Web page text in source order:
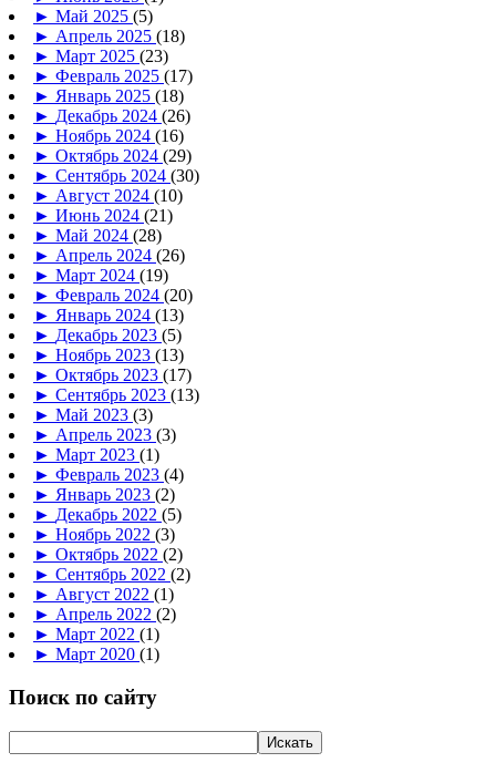
► Май 2025 (5)
► Апрель 2025 (18)
► Март 2025 (23)
► Февраль 2025 (17)
► Январь 2025 (18)
► Декабрь 2024 (26)
► Ноябрь 2024 (16)
► Октябрь 2024 (29)
► Сентябрь 2024 (30)
► Август 2024 (10)
► Июнь 2024 (21)
► Май 2024 (28)
► Апрель 2024 (26)
► Март 2024 (19)
► Февраль 2024 (20)
► Январь 2024 (13)
► Декабрь 2023 (5)
► Ноябрь 2023 (13)
► Октябрь 2023 (17)
► Сентябрь 2023 (13)
► Май 2023 (3)
► Апрель 2023 (3)
► Март 2023 (1)
► Февраль 2023 (4)
► Январь 2023 (2)
► Декабрь 2022 (5)
► Ноябрь 2022 (3)
► Октябрь 2022 (2)
► Сентябрь 2022 (2)
► Август 2022 (1)
► Апрель 2022 (2)
► Март 2022 (1)
► Март 2020 (1)
Поиск по сайту